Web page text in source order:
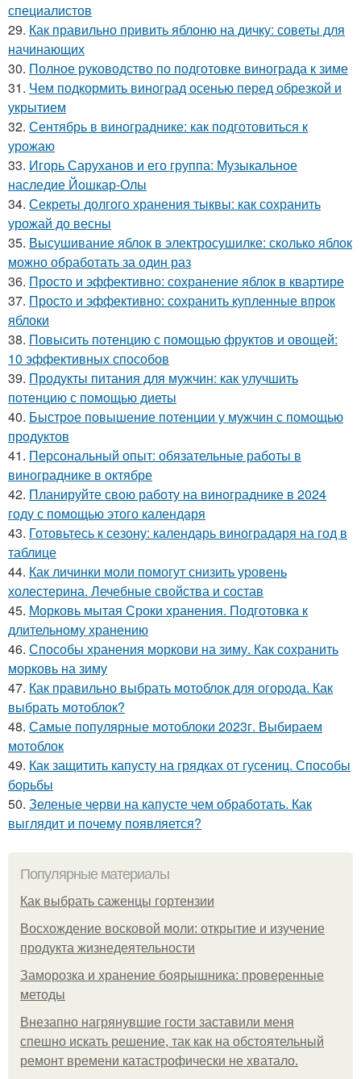
специалистов
29. Как правильно привить яблоню на дичку: советы для
начинающих
30. Полное руководство по подготовке винограда к зиме
31. Чем подкормить виноград осенью перед обрезкой и
укрытием
32. Сентябрь в винограднике: как подготовиться к
урожаю
33. Игорь Саруханов и его группа: Музыкальное
наследие Йошкар-Олы
34. Секреты долгого хранения тыквы: как сохранить
урожай до весны
35. Высушивание яблок в электросушилке: сколько яблок
можно обработать за один раз
36. Просто и эффективно: сохранение яблок в квартире
37. Просто и эффективно: сохранить купленные впрок
яблоки
38. Повысить потенцию с помощью фруктов и овощей:
10 эффективных способов
39. Продукты питания для мужчин: как улучшить
потенцию с помощью диеты
40. Быстрое повышение потенции у мужчин с помощью
продуктов
41. Персональный опыт: обязательные работы в
винограднике в октябре
42. Планируйте свою работу на винограднике в 2024
году с помощью этого календаря
43. Готовьтесь к сезону: календарь виноградаря на год в
таблице
44. Как личинки моли помогут снизить уровень
холестерина. Лечебные свойства и состав
45. Морковь мытая Сроки хранения. Подготовка к
длительному хранению
46. Способы хранения моркови на зиму. Как сохранить
морковь на зиму
47. Как правильно выбрать мотоблок для огорода. Как
выбрать мотоблок?
48. Самые популярные мотоблоки 2023г. Выбираем
мотоблок
49. Как защитить капусту на грядках от гусениц. Способы
борьбы
50. Зеленые черви на капусте чем обработать. Как
выглядит и почему появляется?
Популярные материалы
Как выбрать саженцы гортензии
Восхождение восковой моли: открытие и изучение
продукта жизнедеятельности
Заморозка и хранение боярышника: проверенные
методы
Внезапно нагрянувшие гости заставили меня
спешно искать решение, так как на обстоятельный
ремонт времени катастрофически не хватало.